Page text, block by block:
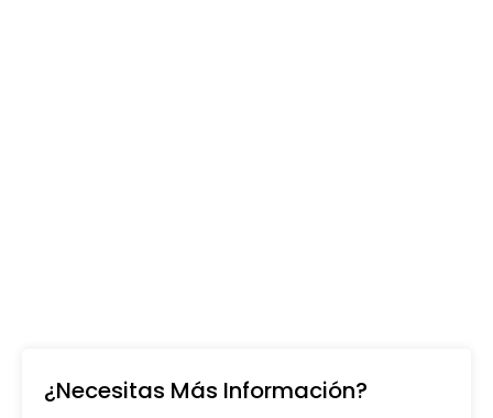
¿Necesitas Más Información?